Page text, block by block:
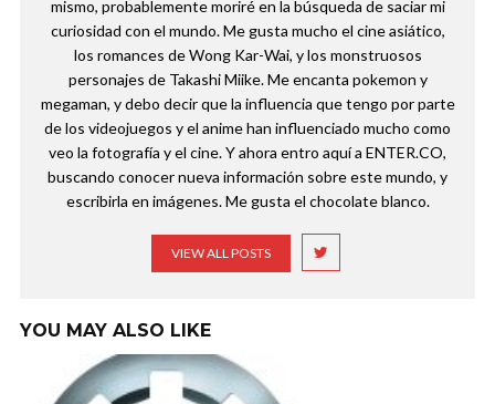
mismo, probablemente moriré en la búsqueda de saciar mi
curiosidad con el mundo. Me gusta mucho el cine asiático,
los romances de Wong Kar-Wai, y los monstruosos
personajes de Takashi Miike. Me encanta pokemon y
megaman, y debo decir que la influencia que tengo por parte
de los videojuegos y el anime han influenciado mucho como
veo la fotografía y el cine. Y ahora entro aquí a ENTER.CO,
buscando conocer nueva información sobre este mundo, y
escribirla en imágenes. Me gusta el chocolate blanco.
VIEW ALL POSTS
YOU MAY ALSO LIKE